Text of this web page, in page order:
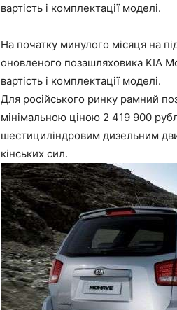
вартість і комплектації моделі.
На початку минулого місяця на
оновленого позашляховика KIA
вартість і комплектації моделі.
Для російського ринку рамний
мінімальною ціною 2 419 900
шестициліндровим дизельним
кінських сил.